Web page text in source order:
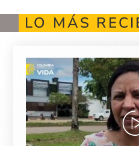
LO MÁS